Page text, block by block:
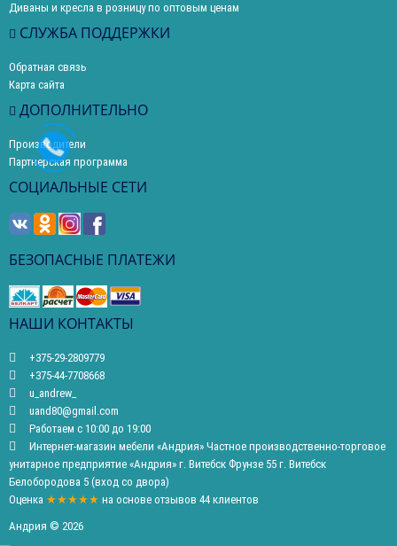
Диваны и кресла в розницу по оптовым ценам
СЛУЖБА ПОДДЕРЖКИ
Обратная связь
Карта сайта
ДОПОЛНИТЕЛЬНО
Производители
Партнерская программа
СОЦИАЛЬНЫЕ СЕТИ
БЕЗОПАСНЫЕ ПЛАТЕЖИ
НАШИ КОНТАКТЫ
+375-29-2809779
+375-44-7708668
u_andrew_
uand80@gmail.com
Работаем с 10:00 до 19:00
Интернет-магазин мебели «Андрия» Частное производственно-торговое
унитарное предприятие «Андрия» г. Витебск Фрунзе 55 г. Витебск
Белобородова 5 (вход со двора)
Оценка ★★★★★ на основе отзывов 44 клиентов
Андрия © 2026